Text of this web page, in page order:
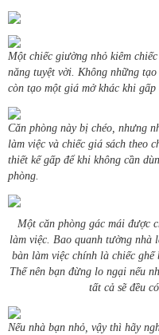
Một chiếc giường nhỏ kiêm
năng tuyệt vời. Không những
còn tạo một giá mở khác khi
Căn phòng này bị chéo, nhưng
làm việc và chiếc giá sách theo
thiết kế gấp để khi không cần
phòng.
Một căn phòng gác mái được
làm việc. Bao quanh tường nhà
bàn làm việc chính là chiếc ghế
Thế nên bạn đừng lo ngại nếu
tất cả sẽ đều
Nếu nhà bạn nhỏ, vậy thì hãy